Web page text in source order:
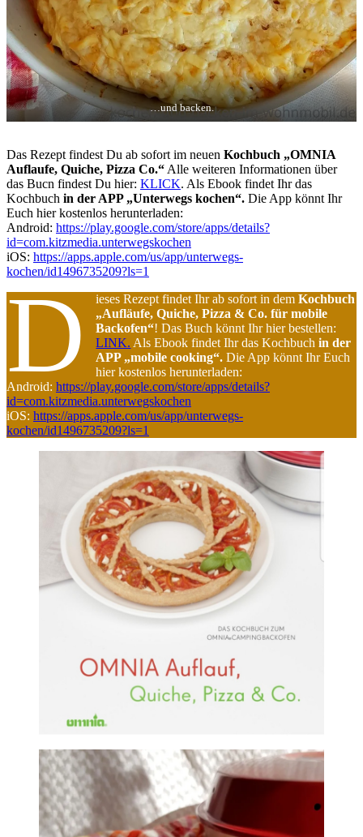
…und backen.
Das Rezept findest Du ab sofort im neuen Kochbuch „OMNIA
Auflaufe, Quiche, Pizza Co.“ Alle weiteren Informationen über
das Bucn findest Du hier: KLICK. Als Ebook findet Ihr das
Kochbuch in der APP „Unterwegs kochen“. Die App könnt Ihr
Euch hier kostenlos herunterladen:
Android: https://play.google.com/store/apps/details?
id=com.kitzmedia.unterwegskochen
iOS: https://apps.apple.com/us/app/unterwegs-
kochen/id1496735209?ls=1
D ieses Rezept findet Ihr ab sofort in demKochbuch
„Aufläufe, Quiche, Pizza & Co. für mobile
Backofen“! Das Buch könnt Ihr hier bestellen:
LINK. Als Ebook findet Ihr das Kochbuchin der
APP „mobile cooking“.Die App könnt Ihr Euch
hier kostenlos herunterladen:
Android: https://play.google.com/store/apps/details?
id=com.kitzmedia.unterwegskochen
iOS: https://apps.apple.com/us/app/unterwegs-
kochen/id1496735209?ls=1